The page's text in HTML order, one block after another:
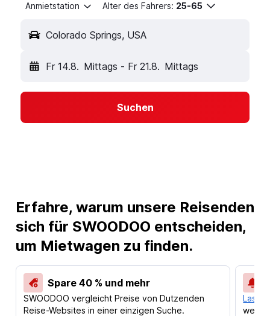
Anmietstation Alter des Fahrers: 25-65
Colorado Springs, USA
Fr 14.8. Mittags - Fr 21.8. Mittags
Suchen
Erfahre, warum unsere Reisenden
sich für SWOODOO entscheiden,
um Mietwagen zu finden.
Spare 40 % und mehr
SWOODOO vergleicht Preise von Dutzenden
Reise-Websites in einer einzigen Suche.
Lass